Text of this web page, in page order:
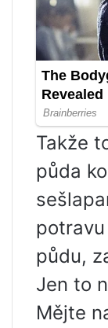
Takže
půda
půdu,
Jen to
Mějte